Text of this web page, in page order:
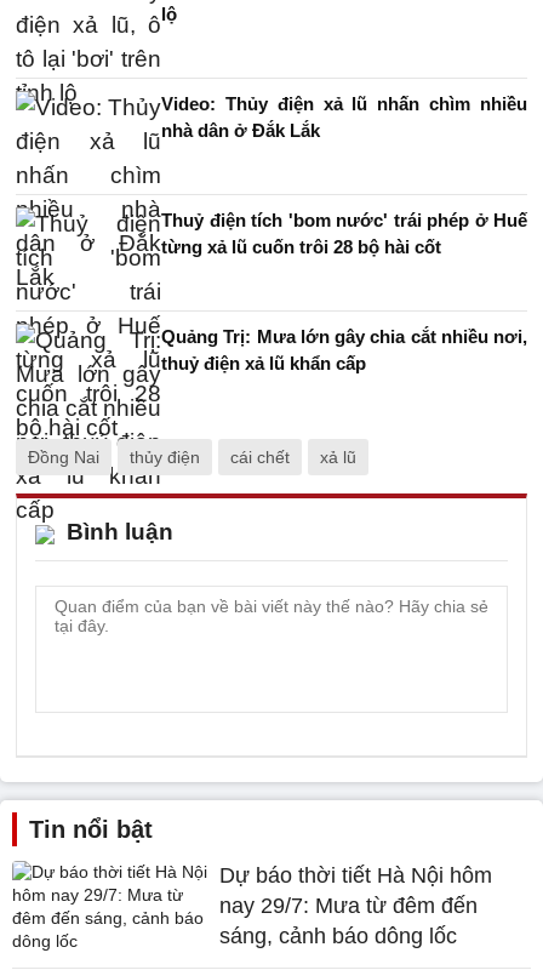
lộ
Video: Thủy điện xả lũ nhấn chìm nhiều
nhà dân ở Đắk Lắk
Thuỷ điện tích 'bom nước' trái phép ở Huế
từng xả lũ cuốn trôi 28 bộ hài cốt
Quảng Trị: Mưa lớn gây chia cắt nhiều nơi,
thuỷ điện xả lũ khẩn cấp
Đồng Nai thủy điện cái chết xả lũ
Bình luận
Tin nổi bật
Dự báo thời tiết Hà Nội hôm
nay 29/7: Mưa từ đêm đến
sáng, cảnh báo dông lốc